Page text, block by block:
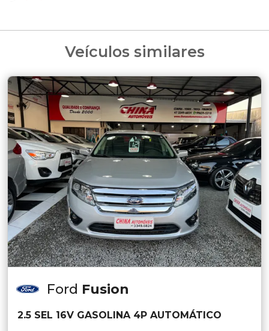
Veículos similares
Ford Fusion
2.5 SEL 16V GASOLINA 4P AUTOMÁTICO